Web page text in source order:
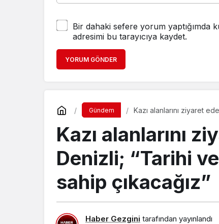
Bir dahaki sefere yorum yaptığımda
adresimi bu tarayıcıya kaydet.
YORUM GÖNDER
Gündem Kazı alanlarını ziyaret
Kazı alanlarını
Denizli; “Tarihi
sahip çıkacağız”
Haber Gezgini tarafından yayınlandı